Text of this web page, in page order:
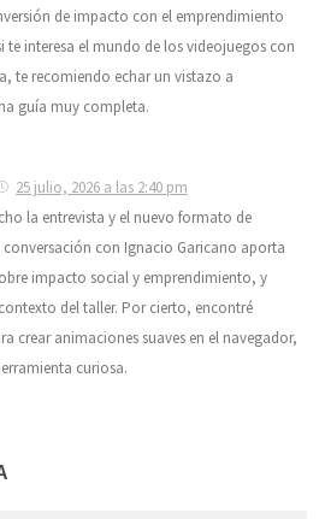
de impacto con el emprendimiento
te interesa el mundo de los videojuegos con
te recomiendo echar un vistazo a
guía muy completa.
25 julio, 2026 a las 2:40 pm
la entrevista y el nuevo formato de
con Ignacio Garicano aporta
impacto social y emprendimiento, y
del taller. Por cierto, encontré
crear animaciones suaves en el navegador,
curiosa.